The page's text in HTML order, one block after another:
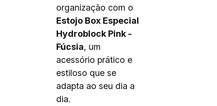
organização com o
Estojo Box Especial
Hydroblock Pink -
Fúcsia, um
acessório prático e
estiloso que se
adapta ao seu dia a
dia.